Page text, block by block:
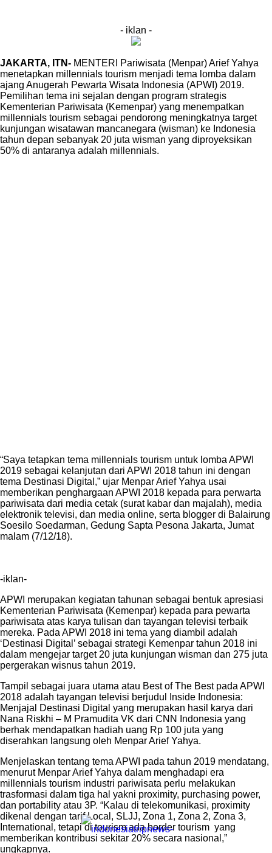
- iklan -
JAKARTA, ITN- MENTERI Pariwisata (Menpar) Arief Yahya
menetapkan millennials tourism menjadi tema lomba dalam
ajang Anugerah Pewarta Wisata Indonesia (APWI) 2019.
Pemilihan tema ini sejalan dengan program strategis
Kementerian Pariwisata (Kemenpar) yang menempatkan
millennials tourism sebagai pendorong meningkatnya target
kunjungan wisatawan mancanegara (wisman) ke Indonesia
tahun depan sebanyak 20 juta wisman yang diproyeksikan
50% di antaranya adalah millennials.
“Saya tetapkan tema millennials tourism untuk lomba APWI
2019 sebagai kelanjutan dari APWI 2018 tahun ini dengan
tema Destinasi Digital,” ujar Menpar Arief Yahya usai
memberikan penghargaan APWI 2018 kepada para perwarta
pariwisata dari media cetak (surat kabar dan majalah), media
elektronik televisi, dan media online, serta blogger di Balairung
Soesilo Soedarman, Gedung Sapta Pesona Jakarta, Jumat
malam (7/12/18).
-iklan-
APWI merupakan kegiatan tahunan sebagai bentuk apresiasi
Kementerian Pariwisata (Kemenpar) kepada para pewarta
pariwisata atas karya tulisan dan tayangan televisi terbaik
mereka. Pada APWI 2018 ini tema yang diambil adalah
‘Destinasi Digital’ sebagai strategi Kemenpar tahun 2018 ini
dalam mengejar target 20 juta kunjungan wisman dan 275 juta
pergerakan wisnus tahun 2019.
Tampil sebagai juara utama atau Best of The Best pada APWI
2018 adalah tayangan televisi berjudul Inside Indonesia:
Menjajal Destinasi Digital yang merupakan hasil karya dari
Nana Riskhi – M Pramudita VK dari CNN Indonesia yang
berhak mendapatkan hadiah uang Rp 100 juta yang
diserahkan langsung oleh Menpar Arief Yahya.
Menjelaskan tentang tema APWI pada tahun 2019 mendatang,
menurut Menpar Arief Yahya dalam menghadapi era
millennials tourism industri pariwisata perlu melakukan
trasformasi dalam tiga hal yakni proximity, purchasing power,
dan portability atau 3P. “Kalau di telekomunikasi, proximity
dikenal dengan tarif Local, SLJJ, Zona 1, Zona 2, Zona 3,
International, tetapi di tourism ada border tourism yang
memberikan kontribusi sekitar 20% secara nasional,”
ungkapnya.